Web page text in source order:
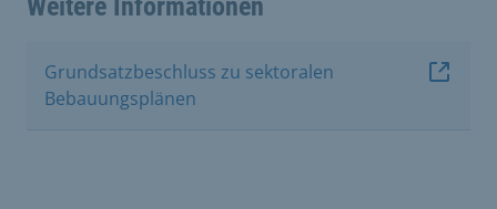
Weitere Informationen
Grundsatzbeschluss zu sektoralen
Bebauungsplänen